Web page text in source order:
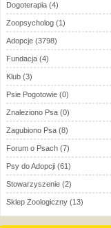
Dogoterapia (4)
Zoopsycholog (1)
Adopcje (3798)
Fundacja (4)
Klub (3)
Psie Pogotowie (0)
Znaleziono Psa (0)
Zagubiono Psa (8)
Forum o Psach (7)
Psy do Adopcji (61)
Stowarzyszenie (2)
Sklep Zoologiczny (13)